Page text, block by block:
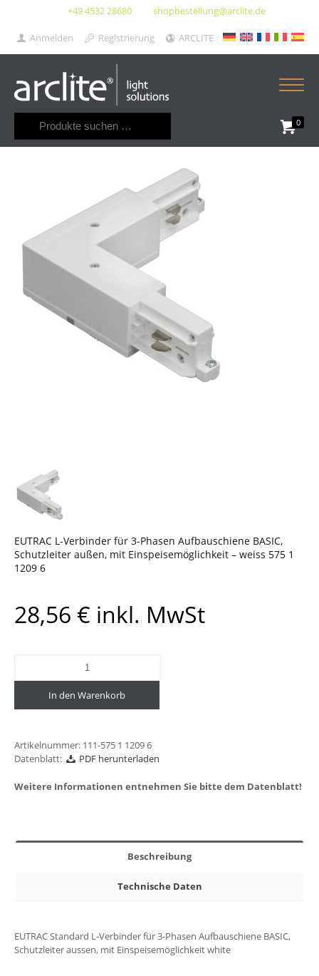
+49 4532 28680 shopbestellung@arclite.de
Anmelden Registrierung ARCLITE
0
EUTRAC L-Verbinder für 3-Phasen Aufbauschiene BASIC,
Schutzleiter außen, mit Einspeisemöglichkeit – weiss 575 1
1209 6
28,56 € inkl. MwSt
In den Warenkorb
Artikelnummer: 111-575 1 1209 6
Datenblatt:
PDF herunterladen
Weitere Informationen entnehmen Sie bitte dem Datenblatt!
Beschreibung
Technische Daten
EUTRAC Standard L-Verbinder für 3-Phasen Aufbauschiene BASIC,
Schutzleiter aussen, mit Einspeisemöglichkeit white